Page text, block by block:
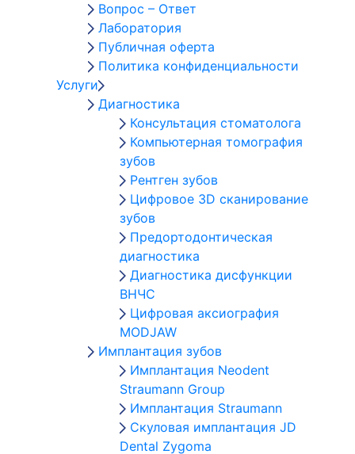
Вопрос – Ответ
Лаборатория
Публичная оферта
Политика конфиденциальности
Услуги
Диагностика
Консультация стоматолога
Компьютерная томография
зубов
Рентген зубов
Цифровое 3D сканирование
зубов
Предортодонтическая
диагностика
Диагностика дисфункции
ВНЧС
Цифровая аксиография
MODJAW
Имплантация зубов
Имплантация Neodent
Straumann Group
Имплантация Straumann
Скуловая имплантация JD
Dental Zygoma